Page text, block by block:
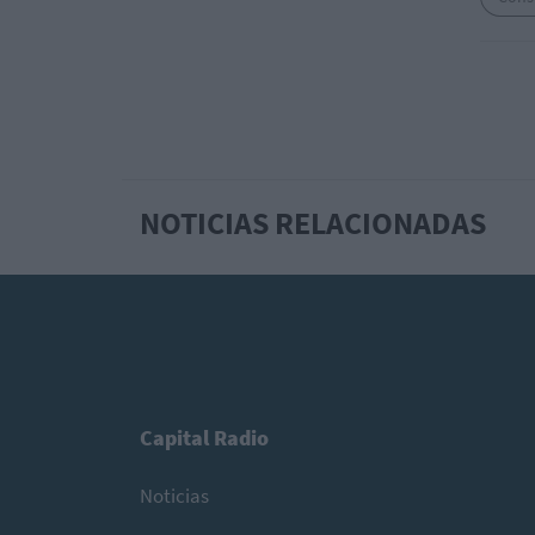
NOTICIAS RELACIONADAS
Capital Radio
Noticias